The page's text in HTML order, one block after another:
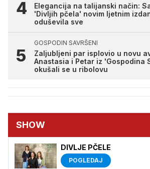
Elegancija na talijanski način:
'Divljih pčela' novim ljetnim
oduševila sve
GOSPODIN SAVRŠENI
Zaljubljeni par isplovio u novu
Anastasia i Petar iz 'Gospodina
okušali se u ribolovu
SHOW
DIVLJE PČELE
POGLEDAJ